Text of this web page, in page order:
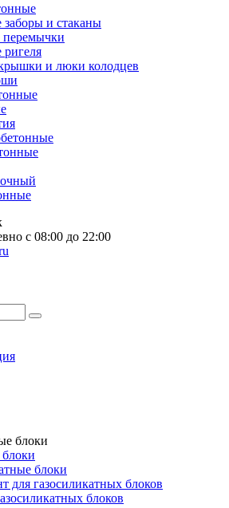
и стаканы
перемычки
ригеля
и люки колодцев
с 08:00 до 22:00
блоки
для газосиликатных блоков
блоков